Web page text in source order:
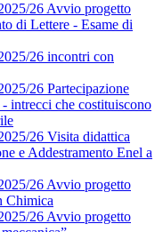
26 Avvio progetto
di Lettere - Esame di
26 incontri con
26 Partecipazione
intrecci che costituiscono
26 Visita didattica
e Addestramento Enel a
26 Avvio progetto
Chimica
26 Avvio progetto